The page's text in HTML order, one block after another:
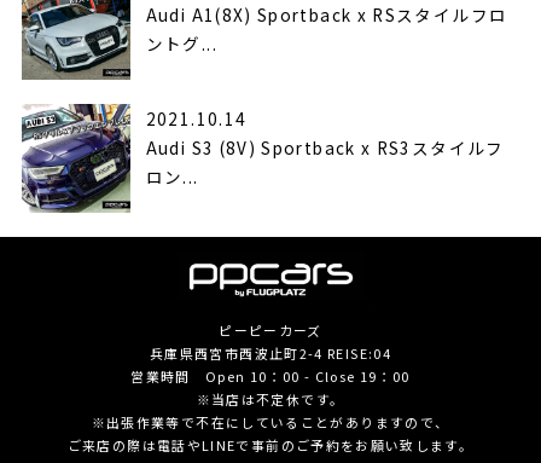
Audi A1(8X) Sportback x RSスタイルフロ
ントグ...
2021.10.14
Audi S3 (8V) Sportback x RS3スタイルフ
ロン...
ピーピーカーズ
兵庫県西宮市西波止町2-4 REISE:04
営業時間 Open 10：00 - Close 19：00
※当店は不定休です。
※出張作業等で不在にしていることがありますので、
ご来店の際は電話やLINEで事前のご予約をお願い致します。